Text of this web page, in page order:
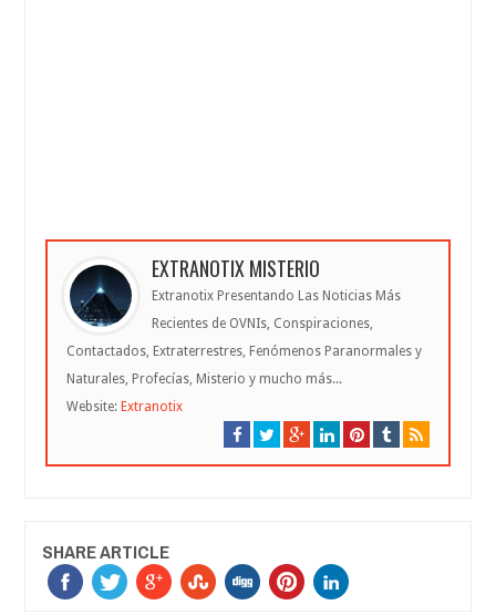
EXTRANOTIX MISTERIO
Extranotix Presentando Las Noticias Más
Recientes de OVNIs, Conspiraciones,
Contactados, Extraterrestres, Fenómenos Paranormales y
Naturales, Profecías, Misterio y mucho más...
Website: Extranotix
SHARE ARTICLE